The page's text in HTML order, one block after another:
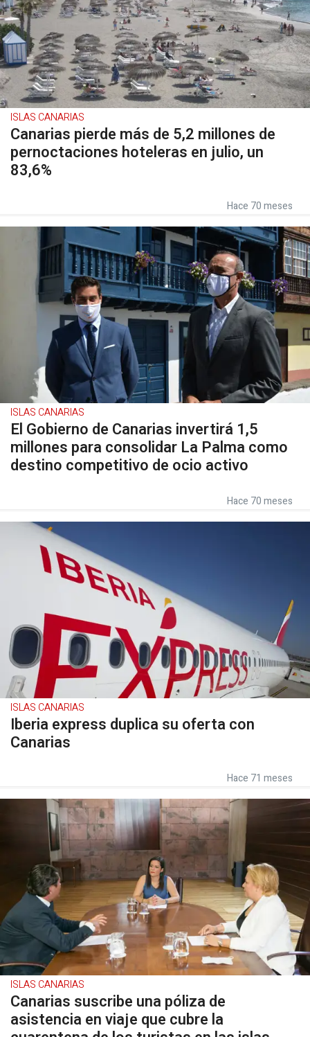
ISLAS CANARIAS
Canarias pierde más de 5,2 millones de
pernoctaciones hoteleras en julio, un
83,6%
Hace 70 meses
ISLAS CANARIAS
El Gobierno de Canarias invertirá 1,5
millones para consolidar La Palma como
destino competitivo de ocio activo
Hace 70 meses
ISLAS CANARIAS
Iberia express duplica su oferta con
Canarias
Hace 71 meses
ISLAS CANARIAS
Canarias suscribe una póliza de
asistencia en viaje que cubre la